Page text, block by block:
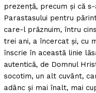
prezenţă, precum şi că
Parastasului pentru
care-l prăznuim, întru
trei ani, a încercat şi, cu
înscrie în această linie
autentică, de Domnul
socotim, un alt cuvânt,
adânc şi mai înalt, mai